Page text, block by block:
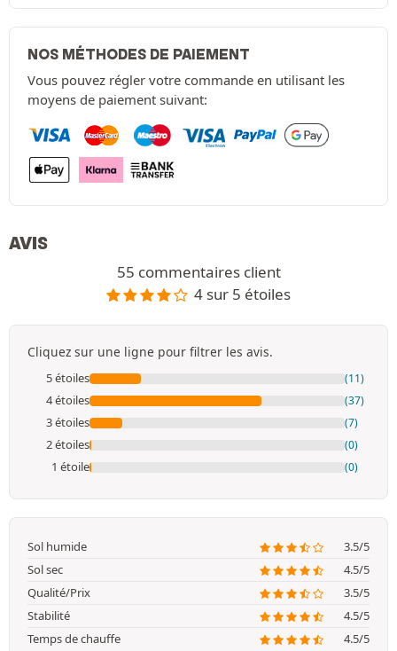
NOS MÉTHODES DE PAIEMENT
Vous pouvez régler votre commande en utilisant les
moyens de paiement suivant:
AVIS
55 commentaires client
4 sur 5 étoiles
Cliquez sur une ligne pour filtrer les avis.
5 étoiles (11)
4 étoiles (37)
3 étoiles (7)
2 étoiles (0)
1 étoile (0)
Sol humide
3.5/5
Sol sec
4.5/5
Qualité/Prix
3.5/5
Stabilité
4.5/5
Temps de chauffe
4.5/5